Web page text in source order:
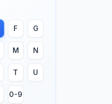
F G
M N
T U
0-9